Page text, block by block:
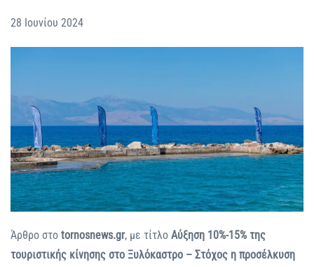
28 Ιουνίου 2024
Άρθρο στο tornosnews.gr, με τίτλο Αύξηση 10%-15% της
τουριστικής κίνησης στο Ξυλόκαστρο – Στόχος η προσέλκυση